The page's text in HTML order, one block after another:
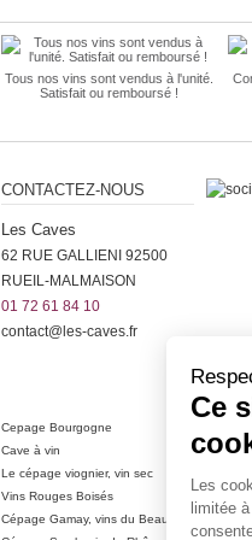
Tous nos vins sont vendus à l'unité.
Satisfait ou remboursé !
CONTACTEZ-NOUS
Les Caves
62 RUE GALLIENI 92500
RUEIL-MALMAISON
01 72 61 84 10
contact@les-caves.fr
Cepage Bourgogne
Cave à vin
Le cépage viognier, vin sec
Vins Rouges Boisés
Cépage Gamay, vins du Beaujolais
Ce
Les
limitée